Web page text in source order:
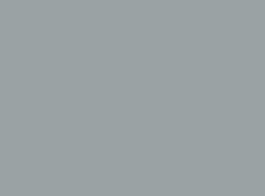
Person, Behörde,
Daten